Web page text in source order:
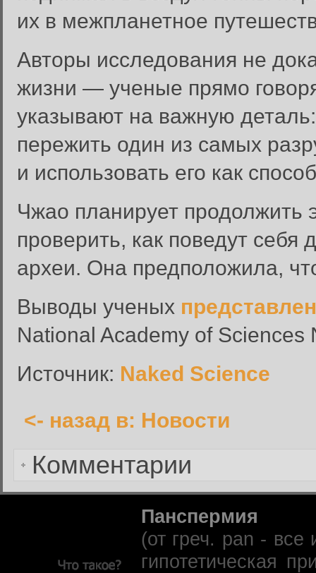
их в межпланетное
Авторы исследования не
жизни — ученые прямо
указывают на важную
пережить один из самых
и использовать его как
Чжао планирует продолжить
проверить, как поведут себя
археи. Она предположила,
Выводы ученых
National Academy of Sciences
Источник: Naked Science
<- назад в: Новости
Комментарии
Введите имя пользователя и
Вход в систему
Пароль:
Забыли пароль?
Панспермия
(от греч. pan -
гипотетическая